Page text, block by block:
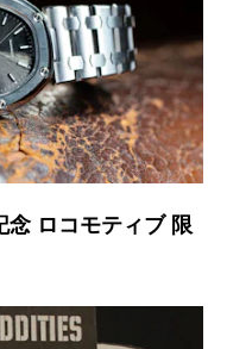
念 ロコモティブ 限